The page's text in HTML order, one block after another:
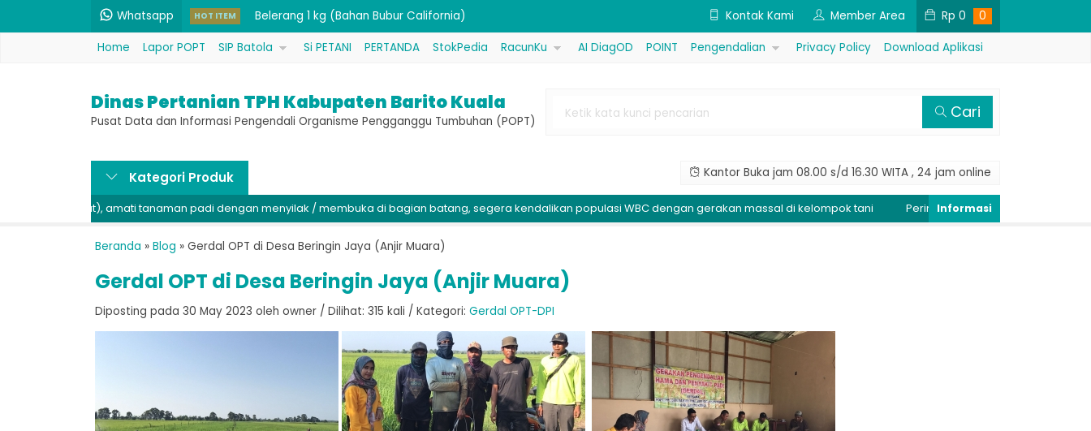
Whatsapp HOT ITEM Benih Siam Madu (Unggul)
Pupuk Hayati Cair (DakarZ) Kemasan 1 Liter
Pembenah Tanah Majemuk (Procal) Kemasan 1 kg
Pupuk Oksida Mikro (Verno FG) Kemasan 100 gram
Belerang 1 kg (Bahan Bubur California)
Kontak Kami Member Area Rp 0 0
Home Lapor POPT SIP Batola Si PETANI PERTANDA StokPedia RacunKu AI DiagOD POINT Pengendalian Privacy Policy Download Aplikasi
Dinas Pertanian TPH Kabupaten Barito Kuala
Pusat Data dan Informasi Pengendali Organisme Pengganggu Tumbuhan (POPT) Cari
Kategori Produk Kantor Buka jam 08.00 s/d 16.30 WITA , 24 jam online
coklat), amati tanaman padi dengan menyilak / membuka di bagian batang, segera kendalikan populasi WBC dengan gerakan massal di kelompok tani Peringatan Dini Penyakit Tungro,
Beranda » Blog » Gerdal OPT di Desa Beringin Jaya (Anjir Muara)
Gerdal OPT di Desa Beringin Jaya (Anjir Muara)
Diposting pada 30 May 2023 oleh owner / Dilihat: 315 kali / Kategori: Gerdal OPT-DPI